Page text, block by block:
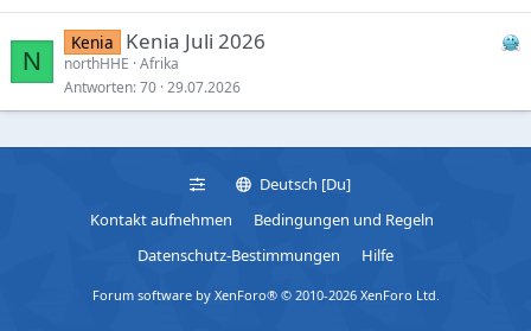
N
Kenia Kenia Juli 2026
northHHE Afrika
Antworten 70 29.07.2026
Deutsch [Du]
Kontakt aufnehmen
Bedingungen und Regeln
Datenschutz-Bestimmungen
Hilfe
Forum software by XenForo® © 2010-2026 XenForo Ltd.